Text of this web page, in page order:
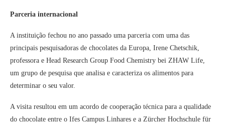
Parceria internacional
A instituição fechou no ano passado uma parceria com uma das
principais pesquisadoras de chocolates da Europa, Irene Chetschik,
professora e Head Research Group Food Chemistry bei ZHAW Life,
um grupo de pesquisa que analisa e caracteriza os alimentos para
determinar o seu valor.
A visita resultou em um acordo de cooperação técnica para a qualidade
do chocolate entre o Ifes Campus Linhares e a Zürcher Hochschule für